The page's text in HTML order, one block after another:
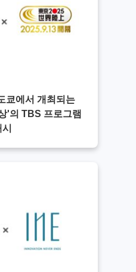
쿄에서 개최되는
'의 TBS 프로그램